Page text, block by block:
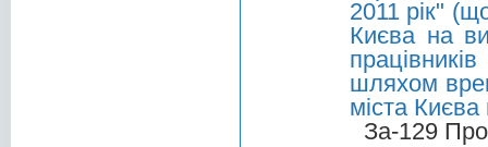
2011 рік"
Києва на
шляхом
міста
За-129